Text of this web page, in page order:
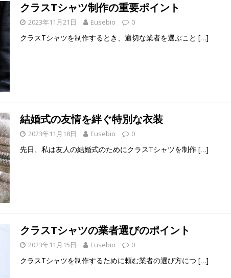
クラスTシャツ制作の重要ポイント
2023年11月21日 Eusebio 0
クラスTシャツを制作するとき、適切な業者を選ぶこと […]
結婚式の友情を絆ぐ特別な衣装
2023年11月18日 Eusebio 0
先日、私は友人の結婚式のためにクラスTシャツを制作 […]
クラスTシャツの業者選びのポイント
2023年11月15日 Eusebio 0
クラスTシャツを制作するために頼む業者の選び方につ […]